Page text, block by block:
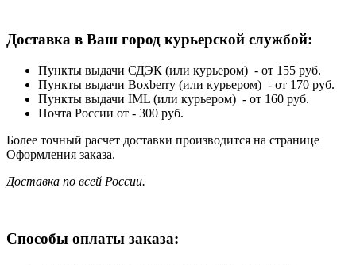
Доставка в Ваш город курьерской службой:
Пункты выдачи СДЭК (или курьером) - от 155 руб.
Пункты выдачи Boxberry (или курьером) - от 170 руб.
Пункты выдачи IML (или курьером) - от 160 руб.
Почта России от - 300 руб.
Более точный расчет доставки производится на странице
Оформления заказа.
Доставка по всей России.
Способы оплаты заказа: